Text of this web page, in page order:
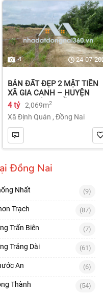
4 24-07-
BÁN ĐẤT ĐẸP 2 MẶT TIỀN
XÃ GIA CANH – HUYỆN
ĐỊNH QUÁN – ĐỒNG NAI dt
2.069m² 4 tỷ
4 tỷ 2,069m2
Xã Định Quán , Đồng Nai
Đồng Nai
Nhất (9)
Trạch (87)
Trấn Biên (7)
Trảng Dài (61)
An (6)
Thành (54)